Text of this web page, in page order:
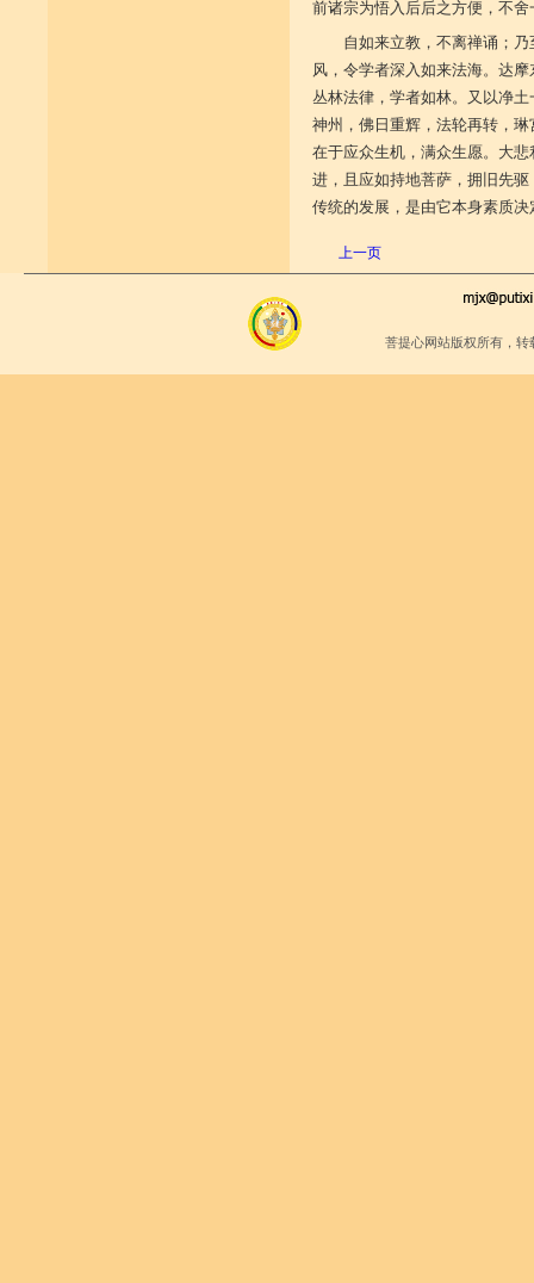
前诸宗为悟入后后之方便，不
自如来立教，不离禅诵；
风，令学者深入如来法海。达
丛林法律，学者如林。又以净
神州，佛日重辉，法轮再转，
在于应众生机，满众生愿。大
进，且应如持地菩萨，拥旧先
传统的发展，是由它本身素质决
上一页
菩提心网站版权所有，